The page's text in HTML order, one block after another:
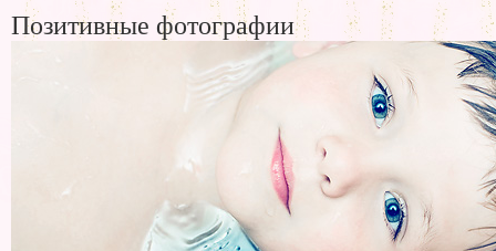
Позитивные фотографии